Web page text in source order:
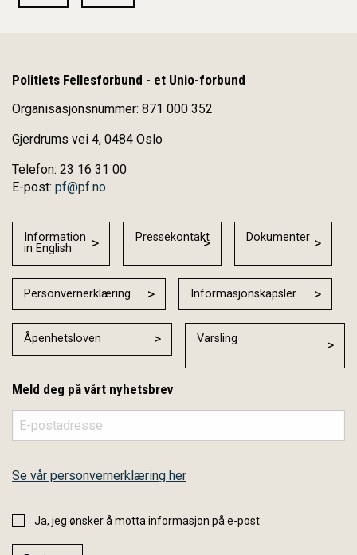
Politiets Fellesforbund - et Unio-forbund
Organisasjonsnummer: 871 000 352
Gjerdrums vei 4, 0484 Oslo
Telefon: 23 16 31 00
E-post: pf@pf.no
Information
in English
Pressekontakt Dokumenter
Personvernerklæring Informasjonskapsler
Åpenhetsloven Varsling
Meld deg på vårt nyhetsbrev
Se vår personvernerklæring her
Ja, jeg ønsker å motta informasjon på e-post